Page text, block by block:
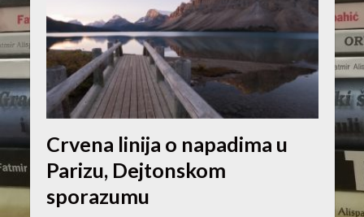
Crvena linija o napadima u
Parizu, Dejtonskom
sporazumu